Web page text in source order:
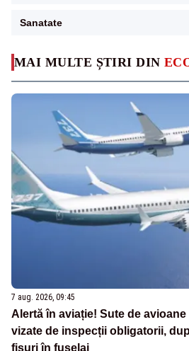
MAI MULTE ȘTIRI DIN
7 aug. 2026, 09:45
Alertă în aviație! Sute de
vizate de inspecții obligatorii,
fisuri în fuselaj
Sanatate